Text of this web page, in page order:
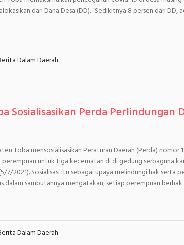
dari Dana Desa (DD). “Sedikitnya 8 persen dari
Dalam Daerah
Sosialisasikan Perda Perlindungan
Toba mensosialisasikan Peraturan Daerah (Perda) nomor
perempuan untuk tiga kecematan di di gedung serbaguna
7/2021). Sosialisasi itu sebagai upaya melindungi hak serta
dalam sambutannya mengatakan, setiap perempuan
Dalam Daerah